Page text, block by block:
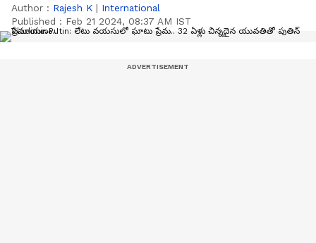
Author : Rajesh K | International
Published : Feb 21 2024, 08:37 AM IST